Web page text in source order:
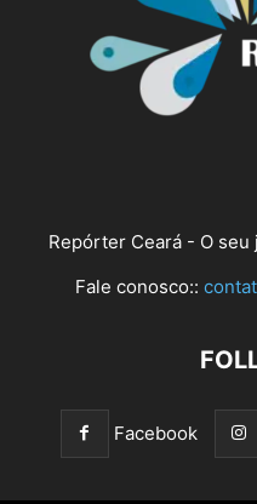
Repórter Ceará - O
Fale conosco::
Facebook